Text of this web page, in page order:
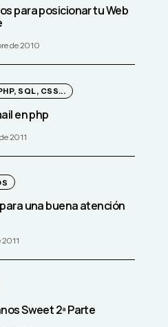
para posicionar tu Web
de 2010
SQL, CSS...
en php
2011
una buena atención
2011
Sweet 2ª Parte